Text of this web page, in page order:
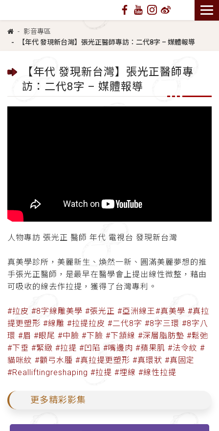
影音專區
【年代 發現新台灣】張光正醫師專訪：二代8字 – 媒體報導
【年代 發現新台灣】張光正醫師專
訪：二代8字 – 媒體報導
人物專訪 張光正 醫師 年代 電視台 發現新台灣
真美學診所，美麗新生、煥然一新、圓滿美麗夢想的推
手張光正醫師，是最早在醫學會上提出線性微整，藉由
可吸收的線去作拉提，獲得了台灣專利。
#拉皮 #8字線雕美學 #張光正 #亞洲線王#真美學 #真拉
提更塑形 #線雕 #拉提拉皮 #二代8字 #8字三環 #8字八
環 #眉 #眼尾 #中臉 #下臉 #下頷線 #深層脂肪墊 #鬆弛
#下垂 #緊緻 #拉提 #凹陷 #嘴邊肉 #蘋果肌 #法令紋 #
貓咪紋 #顴弓水腫 #真拉提更塑形 #真環狀 #真固定
#Realliftingreshaping #拉提 #埋線 #線性拉提
更多精彩影集